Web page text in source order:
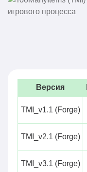
Версия
TMI_v1.1 (Forge)
TMI_v2.1 (Forge)
TMI_v3.1 (Forge)